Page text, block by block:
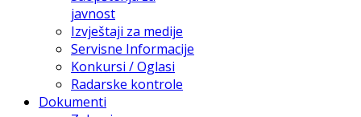
javnost
Izvještaji za medije
Servisne Informacije
Konkursi / Oglasi
Radarske kontrole
Dokumenti